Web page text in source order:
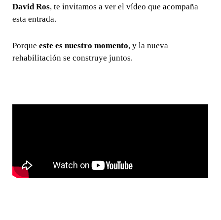
David Ros, te invitamos a ver el vídeo que acompaña
esta entrada.
Porqueeste es nuestro momento, y la nueva
rehabilitación se construye juntos.